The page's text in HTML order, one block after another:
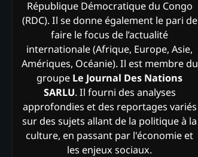
République Démocratique du Congo
(RDC). Il se donne également le pari de
faire le focus de l’actualité
internationale (Afrique, Europe, Asie,
Amériques, Océanie). Il est membre du
groupe Le Journal Des Nations
SARLU. Il fourni des analyses
approfondies et des reportages variés
sur des sujets allant de la politique à la
culture, en passant par l'économie et
les enjeux sociaux.